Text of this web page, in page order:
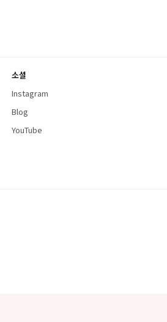
소셜
Instagram
Blog
YouTube